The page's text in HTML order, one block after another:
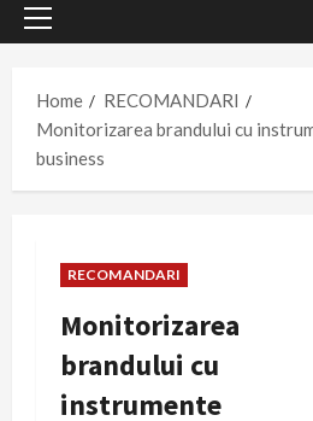
Primary
Home
RECOMANDARI
Monitorizarea brandului cu
business
RECOMANDARI
Monitorizarea
brandului cu
instrumente